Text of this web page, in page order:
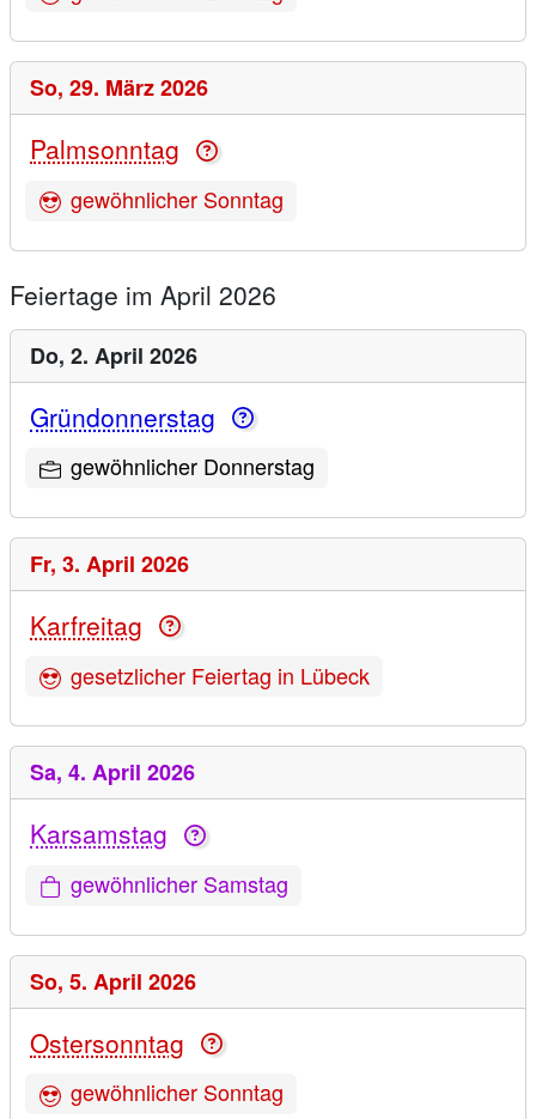
So, 29. März 2026
Palmsonntag
gewöhnlicher Sonntag
Feiertage im April 2026
Do, 2. April 2026
Gründonnerstag
gewöhnlicher Donnerstag
Fr, 3. April 2026
Karfreitag
gesetzlicher Feiertag in Lübeck
Sa, 4. April 2026
Karsamstag
gewöhnlicher Samstag
So, 5. April 2026
Ostersonntag
gewöhnlicher Sonntag